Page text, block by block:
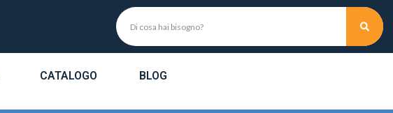
CATALOGO BLOG